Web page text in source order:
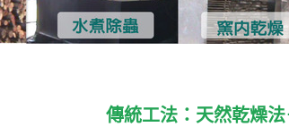
傳統工法：天然乾燥